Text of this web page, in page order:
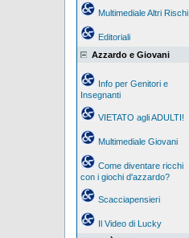
Multimediale Altri Rischi
Editoriali
Azzardo e Giovani
Info per Genitori e
Insegnanti
VIETATO agli ADULTI!
Multimediale Giovani
Come diventare ricchi
con i giochi d'azzardo?
Scacciapensieri
Il Video di Lucky